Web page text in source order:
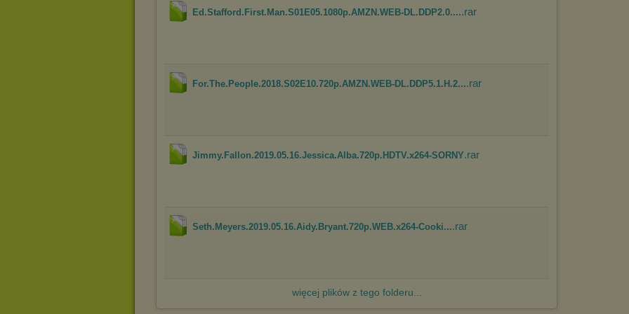
http://chomikuj.pl/PolitykaPrywatnosci.aspx
Ed.Stafford.First.Man.S01E05.1080p.AMZN.WEB-DL.DDP2.0.....rar
For.The.People.2018.S02E10.720p.AMZN.WEB-DL.DDP5.1.H.2....rar
Jimmy.Fallon.2019.05.16.Jessica.Alba.720p.HDTV.x264-SORNY.rar
Seth.Meyers.2019.05.16.Aidy.Bryant.720p.WEB.x264-Cooki....rar
więcej plików z tego folderu...